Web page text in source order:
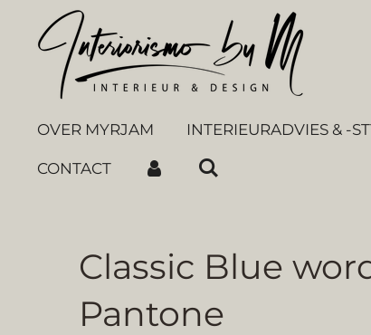
direct
OVER MYRJAM INTERIEURADVIES & -
CONTACT
Classic Blue
Pantone